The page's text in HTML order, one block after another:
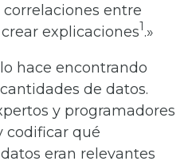
entre
explicaciones1 .»
hace encontrando
de datos.
y programadores
codificar qué
eran relevantes